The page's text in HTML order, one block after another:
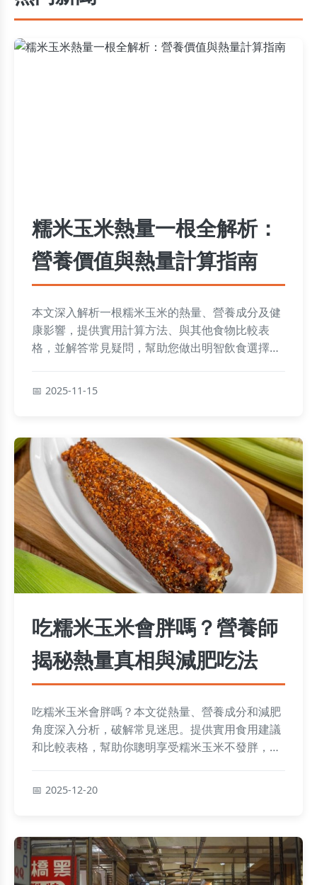
糯米玉米熱量一根全解析：
營養價值與熱量計算指南
本文深入解析一根糯米玉米的熱量、營養成分及健
康影響，提供實用計算方法、與其他食物比較表
格，並解答常見疑問，幫助您做出明智飲食選擇。
2025-11-15
吃糯米玉米會胖嗎？營養師
揭秘熱量真相與減肥吃法
吃糯米玉米會胖嗎？本文從熱量、營養成分和減肥
角度深入分析，破解常見迷思。提供實用食用建議
和比較表格，幫助你聰明享受糯米玉米不發胖，並
2025-12-20